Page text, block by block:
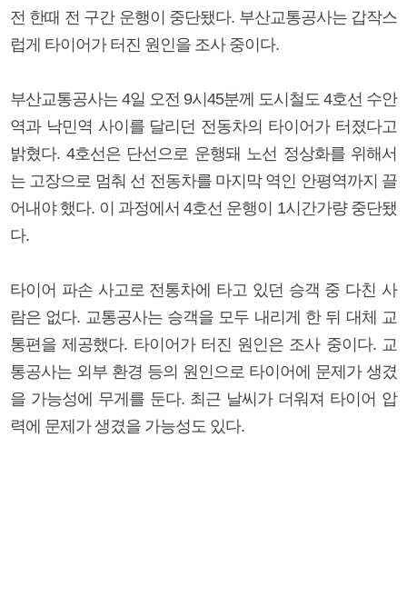
전 한때 전 구간 운행이 중단됐다. 부산교통공사는 갑작스
럽게 타이어가 터진 원인을 조사 중이다.
부산교통공사는 4일 오전 9시45분께 도시철도 4호선 수안
역과 낙민역 사이를 달리던 전동차의 타이어가 터졌다고
밝혔다. 4호선은 단선으로 운행돼 노선 정상화를 위해서
는 고장으로 멈춰 선 전동차를 마지막 역인 안평역까지 끌
어내야 했다. 이 과정에서 4호선 운행이 1시간가량 중단됐
다.
타이어 파손 사고로 전통차에 타고 있던 승객 중 다친 사
람은 없다. 교통공사는 승객을 모두 내리게 한 뒤 대체 교
통편을 제공했다. 타이어가 터진 원인은 조사 중이다. 교
통공사는 외부 환경 등의 원인으로 타이어에 문제가 생겼
을 가능성에 무게를 둔다. 최근 날씨가 더워져 타이어 압
력에 문제가 생겼을 가능성도 있다.